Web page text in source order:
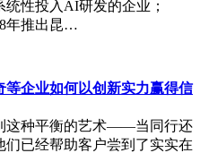
性投入AI研发的企业；
年推出昆…
企业如何以创新实力赢得信
这种平衡的艺术——当同行还
已经帮助客户尝到了实实在